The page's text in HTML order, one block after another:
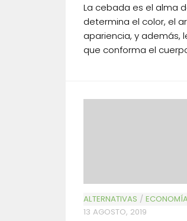
La cebada es el alma
determina el color, el
apariencia, y además,
que conforma el
ALTERNATIVAS /
13 AGOSTO, 2019